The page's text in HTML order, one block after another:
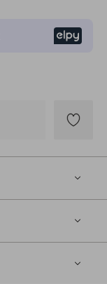
till
favoriter